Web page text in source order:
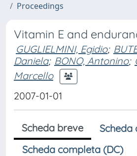
Proceedings
Vitamin E and
GUGLIELMINI, Egidio;
Daniela; BONO, Antonino;
Marcello
2007-01-01
Scheda breve
Scheda
Scheda completa (DC)